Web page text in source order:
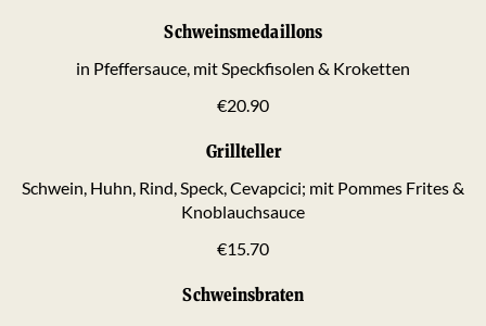
Schweinsmedaillons
in Pfeffersauce, mit Speckfisolen & Kroketten
€20.90
Grillteller
Schwein, Huhn, Rind, Speck, Cevapcici; mit Pommes Frites &
Knoblauchsauce
€15.70
Schweinsbraten